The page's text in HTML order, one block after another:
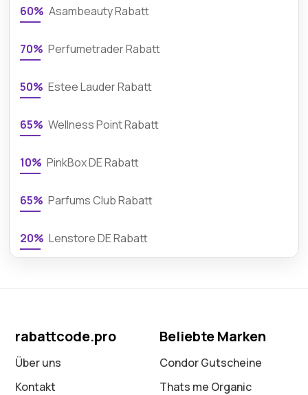
60% Asambeauty Rabatt
70% Perfumetrader Rabatt
50% Estee Lauder Rabatt
65% Wellness Point Rabatt
10% PinkBox DE Rabatt
65% Parfums Club Rabatt
20% Lenstore DE Rabatt
rabattcode.pro
Über uns
Kontakt
Beliebte Marken
Condor Gutscheine
Thats me Organic